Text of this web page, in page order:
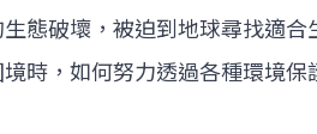
態破壞，被迫到地球尋找適
時，如何努力透過各種環境